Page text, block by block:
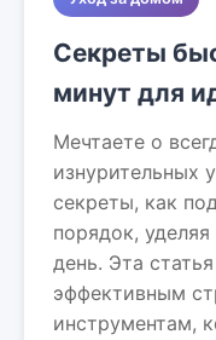
Секреты
минут для
Мечтаете о
изнурительных
секреты, как
порядок,
день. Эта
эффективным
инструментам,